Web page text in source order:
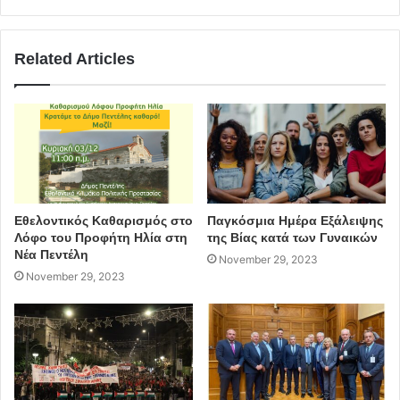
για τη διασφάλιση της απρόσκοπτης λειτουργίας του
Τμήματος και αποτελεί ένα ακόμη εξαιρετικό δείγμα της
ΠΗΓΗ: news247.gr
δωρεά Ίδρυμα Λάτση
Σισμανόγλειο-Αμαλία Φλέμινγκ
Τμήμα Αξονικής-Μαγνητικής τομογραφίας
αξονικός τομογράφος
Related Articles
Εθελοντικός Καθαρισμός στο
Λόφο του Προφήτη Ηλία στη
Νέα Πεντέλη
November 29, 2023
Παγκόσμια Ημέρα Εξάλειψης
της Βίας κατά των Γυναικών
November 29, 2023